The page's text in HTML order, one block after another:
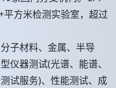
方米检测实验室，超过
子材料、金属、半导
仪器测试(光谱、能谱、
试服务)、性能测试、成